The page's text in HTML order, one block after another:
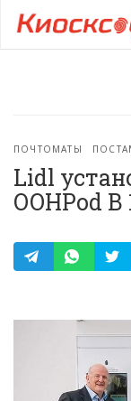
ПОЧТОМАТЫ
Lidl
OOHPod